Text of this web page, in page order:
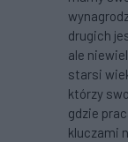
drugich
ale
starsi
którzy
gdzie
kluczami